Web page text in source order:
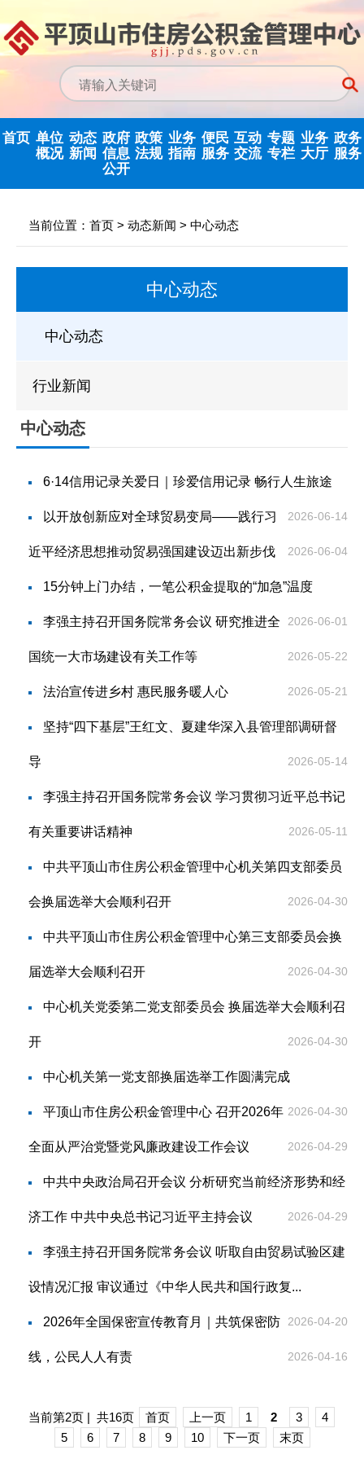
首页 单位
概况
决策机构
内设科室
动态
新闻
行业新闻
政府
信息
公开
信息公开制度
政府信息公开
政策
法规
国家政策法规
省级政策法规
业务
指南
提取业务指南
贷款业务指南
便民
服务
利率公告
互动
交流
互动反馈
专题
专栏
纪检监察
业务
大厅
省政务
政务
服务
当前位置： 首页 > 动态新闻 > 中心动态
中心动态
中心动态
行业新闻
中心动态
6·14信用记录关爱日｜珍爱信用记录 畅行人生旅途
2026-06-14
以开放创新应对全球贸易变局——践行习
近平经济思想推动贸易强国建设迈出新步伐 2026-06-04
15分钟上门办结，一笔公积金提取的“加急”温度
2026-06-01
李强主持召开国务院常务会议 研究推进全
国统一大市场建设有关工作等 2026-05-22
法治宣传进乡村 惠民服务暖人心 2026-05-21
坚持“四下基层”王红文、夏建华深入县管理部调研督
导 2026-05-14
李强主持召开国务院常务会议 学习贯彻习近平总书记
有关重要讲话精神 2026-05-11
中共平顶山市住房公积金管理中心机关第四支部委员
会换届选举大会顺利召开 2026-04-30
中共平顶山市住房公积金管理中心第三支部委员会换
届选举大会顺利召开 2026-04-30
中心机关党委第二党支部委员会 换届选举大会顺利召
开 2026-04-30
中心机关第一党支部换届选举工作圆满完成
2026-04-30
平顶山市住房公积金管理中心 召开2026年
全面从严治党暨党风廉政建设工作会议 2026-04-29
中共中央政治局召开会议 分析研究当前经济形势和经
济工作 中共中央总书记习近平主持会议 2026-04-29
李强主持召开国务院常务会议 听取自由贸易试验区建
设情况汇报 审议通过《中华人民共和国行政复...
2026-04-20
2026年全国保密宣传教育月｜共筑保密防
线，公民人人有责 2026-04-16
当前第2页 | 共16页 首页 上一页 1 2 3
4
5
6 7 8 9 10 下一页 末页